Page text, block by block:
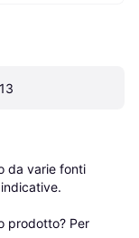
da varie fonti
prodotto? Per